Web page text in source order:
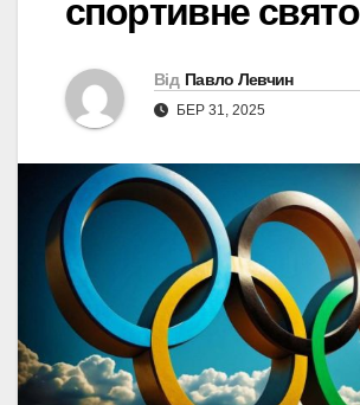
спортивне свято
Від Павло Левчин
БЕР 31, 2025